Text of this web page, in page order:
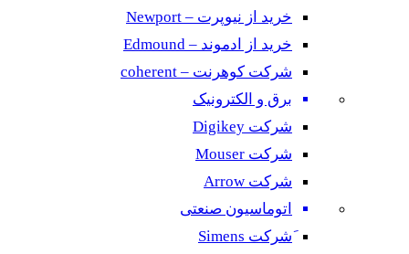
خرید از نیوپرت – Newport
خرید از ادموند – Edmound
شرکت کوهرنت – coherent
برق و الکترونیک
شرکت Digikey
شرکت Mouser
شرکت Arrow
اتوماسیون صنعتی
َشرکت Simens